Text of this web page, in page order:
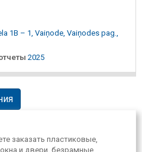
1B – 1, Vaiņode, Vaiņodes pag.,
2025
заказать пластиковые,
и двери, безрамные